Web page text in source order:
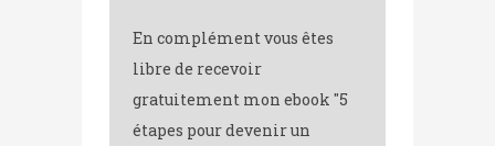
En complément vous êtes
libre de recevoir
gratuitement mon ebook "5
étapes pour devenir un